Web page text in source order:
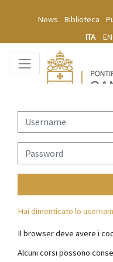
News
Biblioteca
ITA
Username
Password
Hai dimenticato lo
Il browser deve avere i
Alcuni corsi possono